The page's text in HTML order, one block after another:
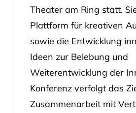
Theater am Ring statt.
Plattform für kreativen
sowie die Entwicklung
Ideen zur Belebung und
Weiterentwicklung der
Konferenz verfolgt das
Zusammenarbeit mit